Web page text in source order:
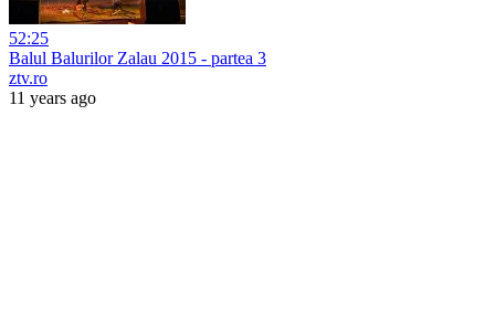
52:25
Balul Balurilor Zalau 2015 - partea 3
ztv.ro
11 years ago